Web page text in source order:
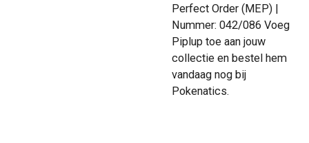
Perfect Order (MEP) |
Nummer: 042/086 Voeg
Piplup toe aan jouw
collectie en bestel hem
vandaag nog bij
Pokenatics.